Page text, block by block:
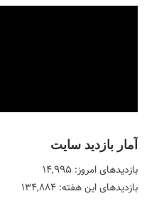
آمار بازدید سایت
بازدیدهای امروز: ۱۴,۹۹۵
بازدیدهای این هفته: ۱۳۴,۸۸۴